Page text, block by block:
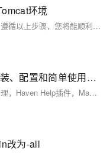
环境
此配置方法具有较高的实用性，简单易懂。遵循以上步骤，您将能顺利在IntelliJ IDEA中使用Maven配置Tomcat环境，从而进行Web项目的开发和调试。
【Maven】——基础入门，插件安装、配置和简单使用，Maven如何设置国内源
Maven插件安装，Maven项目构建，依赖管理，Haven Help插件，Maven仓库，Maven如何设置国内源
改为-all